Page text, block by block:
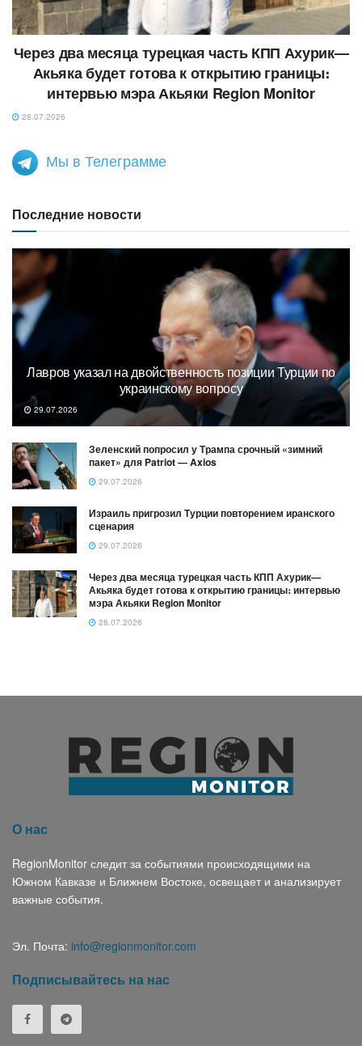
Через два месяца турецкая часть КПП Ахурик—
Акьяка будет готова к открытию границы։
интервью мэра Акьяки Region Monitor
28.07.2026
Мы в Телеграмме
Последние новости
Лавров указал на двойственность позиции Турции по
украинскому вопросу
29.07.2026
Зеленский попросил у Трампа срочный «зимний
пакет» для Patriot — Axios
29.07.2026
Израиль пригрозил Турции повторением иранского
сценария
29.07.2026
Через два месяца турецкая часть КПП Ахурик—
Акьяка будет готова к открытию границы։ интервью
мэра Акьяки Region Monitor
28.07.2026
О нас
RegionMonitor следит за событиями происходящими на
Южном Кавказе и Ближнем Востоке, освещает и анализирует
важные события.
Эл. Почта: info@regionmonitor.com
Подписывайтесь на нас